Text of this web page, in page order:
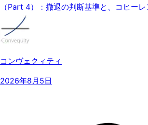
（Part 4）：撤退の判断基準と、コヒー
コンヴェクィティ
2026年8月5日